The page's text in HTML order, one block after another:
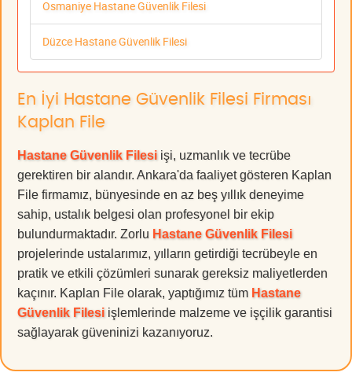
Osmaniye Hastane Güvenlik Filesi
Düzce Hastane Güvenlik Filesi
En İyi Hastane Güvenlik Filesi Firması
Kaplan File
Hastane Güvenlik Filesi işi, uzmanlık ve tecrübe
gerektiren bir alandır. Ankara'da faaliyet gösteren Kaplan
File firmamız, bünyesinde en az beş yıllık deneyime
sahip, ustalık belgesi olan profesyonel bir ekip
bulundurmaktadır. Zorlu Hastane Güvenlik Filesi
projelerinde ustalarımız, yılların getirdiği tecrübeyle en
pratik ve etkili çözümleri sunarak gereksiz maliyetlerden
kaçınır. Kaplan File olarak, yaptığımız tüm Hastane
Güvenlik Filesi işlemlerinde malzeme ve işçilik garantisi
sağlayarak güveninizi kazanıyoruz.